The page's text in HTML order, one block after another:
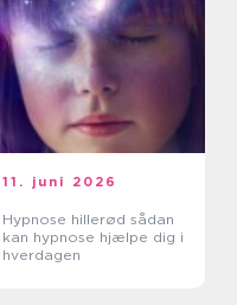
11. juni 2026
Hypnose hillerød sådan
kan hypnose hjælpe dig i
hverdagen